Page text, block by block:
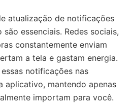
atualização de notificações
essenciais. Redes sociais,
constantemente enviam
a tela e gastam energia.
notificações nas
aplicativo, mantendo apenas
importam para você.